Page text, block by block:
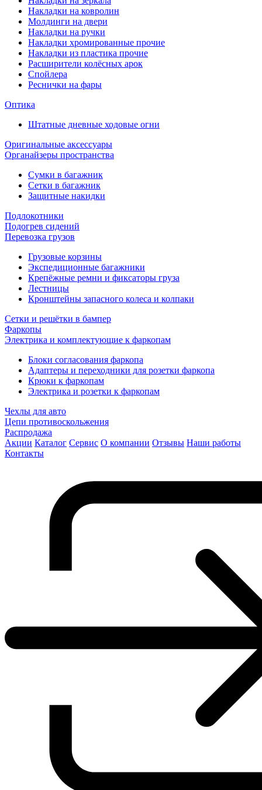
Накладки на ковролин
Молдинги на двери
Накладки на ручки
Накладки хромированные прочие
Накладки из пластика прочие
Расширители колёсных арок
Спойлера
Реснички на фары
Оптика
Штатные дневные ходовые огни
Оригинальные аксессуары
Органайзеры пространства
Сумки в багажник
Сетки в багажник
Защитные накидки
Подлокотники
Подогрев сидений
Перевозка грузов
Грузовые корзины
Экспедиционные багажники
Крепёжные ремни и фиксаторы груза
Лестницы
Кронштейны запасного колеса и колпаки
Сетки и решётки в бампер
Фаркопы
Электрика и комплектующие к фаркопам
Блоки согласования фаркопа
Адаптеры и переходники для розетки фаркопа
Крюки к фаркопам
Электрика и розетки к фаркопам
Чехлы для авто
Цепи противоскольжения
Распродажа
Акции Каталог Сервис О компании Отзывы Наши работы
Контакты